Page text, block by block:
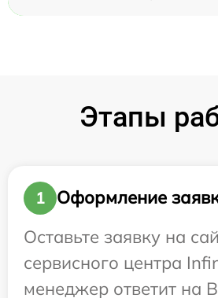
Этапы
1
Оформление
Оставьте заявку на
сервисного центра
менеджер ответит на